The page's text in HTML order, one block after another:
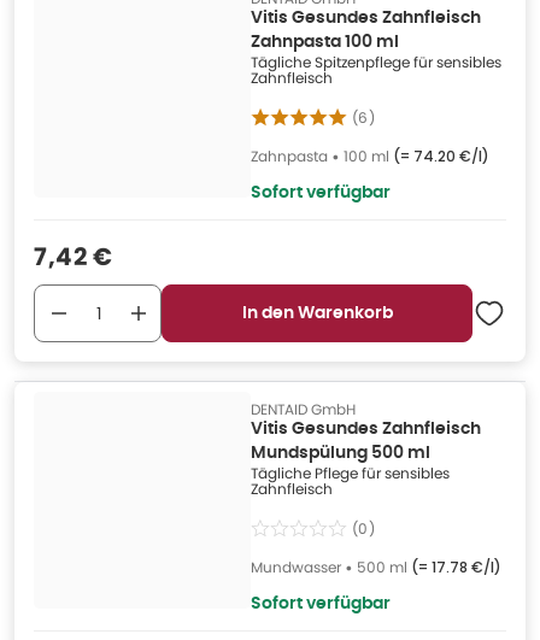
Vitis Gesundes Zahnfleisch
Zahnpasta 100 ml
Tägliche Spitzenpflege für sensibles
Zahnfleisch
(6)
Zahnpasta • 100 ml (= 74.20 €/l)
Sofort verfügbar
Verkaufspreis
7,42 €
In den Warenkorb
DENTAID GmbH
Vitis Gesundes Zahnfleisch
Mundspülung 500 ml
Tägliche Pflege für sensibles
Zahnfleisch
(0)
Mundwasser • 500 ml (= 17.78 €/l)
Sofort verfügbar